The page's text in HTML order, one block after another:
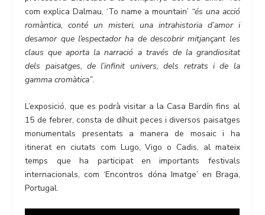
com explica Dalmau, ‘To name a mountain’ “és una acció
romàntica, conté un misteri, una intrahistoria d’amor i
desamor que l’espectador ha de descobrir mitjançant les
claus que aporta la narració a través de la grandiositat
dels paisatges, de l’infinit univers, dels retrats i de la
gamma cromàtica”.
L’exposició, que es podrà visitar a la Casa Bardín fins al
15 de febrer, consta de díhuit peces i diversos paisatges
monumentals presentats a manera de mosaic i ha
itinerat en ciutats com Lugo, Vigo o Cadis, al mateix
temps que ha participat en importants festivals
internacionals, com ‘Encontros dóna Imatge’ en Braga,
Portugal.